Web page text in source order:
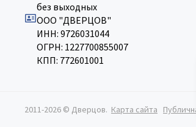
без выходных
ООО "ДВЕРЦОВ"
ИНН: 9726031044
ОГРН: 1227700855007
КПП: 772601001
2011-2026 © Дверцов. Карта сайта